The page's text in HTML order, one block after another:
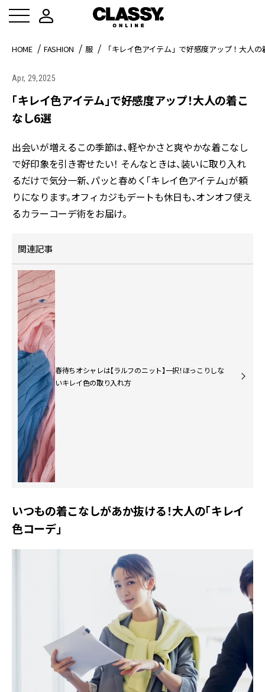
HOME FASHION 服 「キレイ色アイテム」で好感度アップ！大人
Apr, 29,2025
「キレイ色アイテム」で好感度アップ！大人の着こ
なし6選
出会いが増えるこの季節は、軽やかさと爽やかな着こなし
で好印象を引き寄せたい！ そんなときは、装いに取り入れ
るだけで気分一新、パッと春めく「キレイ色アイテム」が頼
りになります。オフィカジもデートも休日も、オンオフ使え
るカラーコーデ術をお届け。
関連記事
春待ちオシャレは【ラルフのニット】一択！ほっこりしな
いキレイ色の取り入れ方
いつもの着こなしがあか抜ける！大人の「キレイ
色コーデ」